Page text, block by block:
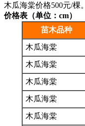
木瓜海棠价格500元/棵。
价格表（单位：cm）
苗木品种
木瓜海棠
木瓜海棠
木瓜海棠
木瓜海棠
木瓜海棠